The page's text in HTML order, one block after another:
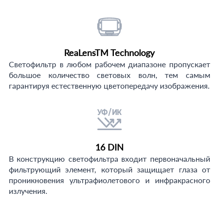
ReaLensTM Technology
Светофильтр в любом рабочем диапазоне пропускает
большое количество световых волн, тем самым
гарантируя естественную цветопередачу изображения.
16 DIN
В конструкцию светофильтра входит первоначальный
фильтрующий элемент, который защищает глаза от
проникновения ультрафиолетового и инфракрасного
излучения.